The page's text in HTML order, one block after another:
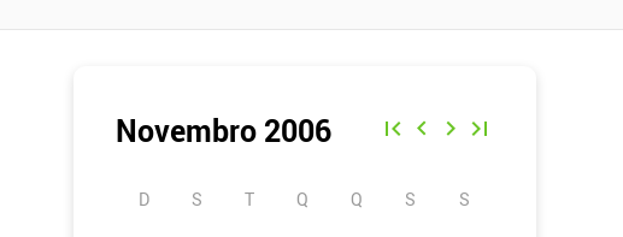
Novembro 2006
D S T Q Q S S